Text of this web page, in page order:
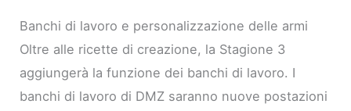
Banchi di lavoro e personalizzazione delle armi
Oltre alle ricette di creazione, la Stagione 3
aggiungerà la funzione dei banchi di lavoro. I
banchi di lavoro di DMZ saranno nuove postazioni